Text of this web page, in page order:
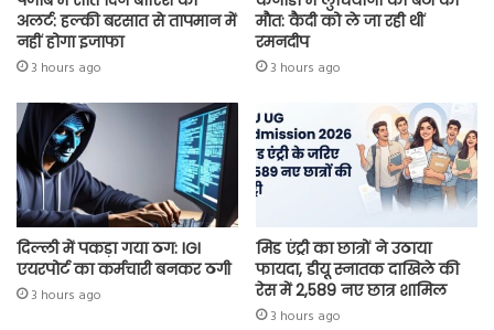
अलर्ट: हल्की बरसात से तापमान में
नहीं होगा इजाफा
3 hours ago
माैत: कैदी को ले जा रही थीं
रमनदीप
3 hours ago
दिल्ली में पकड़ा गया ठग: IGI
एयरपोर्ट का कर्मचारी बनकर ठगी
3 hours ago
मिड एंट्री का छात्रों ने उठाया
फायदा, डीयू स्नातक दाखिले की
रेस में 2,589 नए छात्र शामिल
3 hours ago